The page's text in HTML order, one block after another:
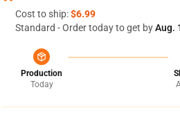
Cost to ship:$6.99
Standard - Order today to get byAug.
Production
Today